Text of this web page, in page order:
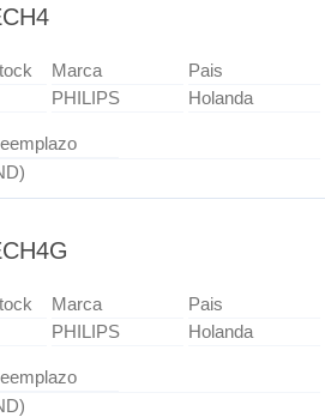
Marca
Pais
PHILIPS Holanda
Marca
Pais
PHILIPS Holanda